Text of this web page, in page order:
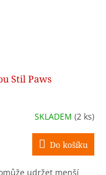
Stil Paws
SKLADEM (2 ks)
Do košíku
udržet menší